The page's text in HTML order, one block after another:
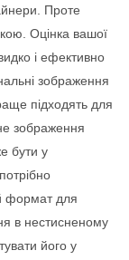
Проте
Оцінка вашої
і ефективно
зображення
підходять для
зображення
бути у
формат для
в нестисненому
його у